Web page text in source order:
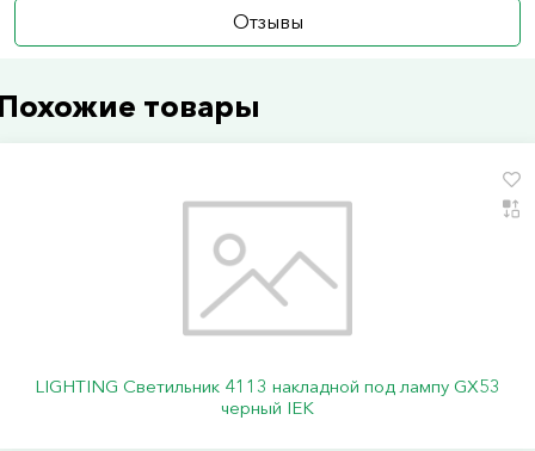
Отзывы
товары
LIGHTING Светильник 4113 накладной под лампу GX53
черный IEK